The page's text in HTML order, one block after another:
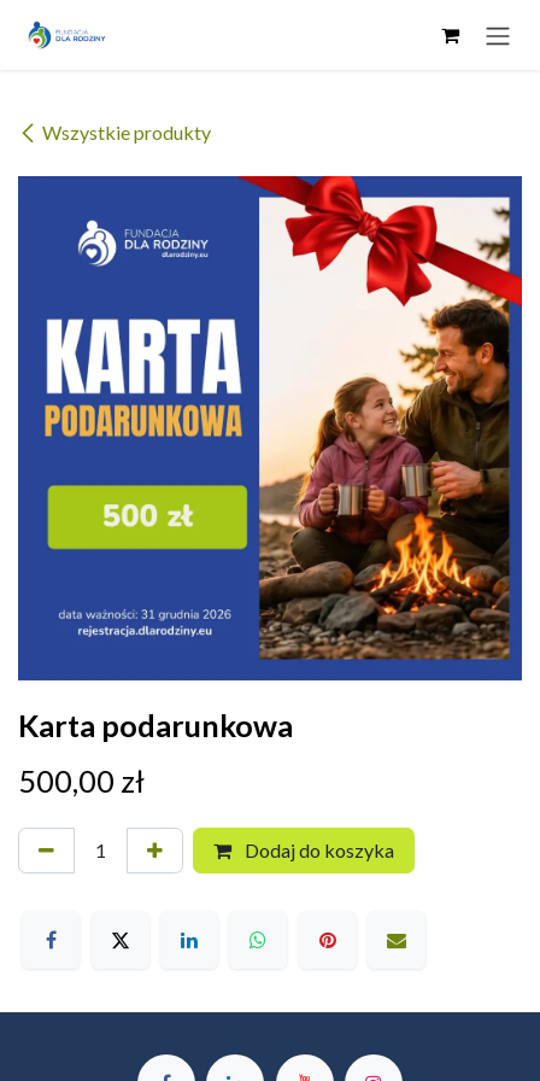
Wszystkie produkty
Karta podarunkowa
500,00 zł
Dodaj do koszyka